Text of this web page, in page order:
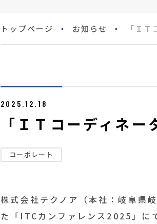
トップページ お知らせ 「Ｉ
2025.12.18
「ＩＴコーディネ
コーポレート
株式会社テクノア（本社：岐阜県
た「 ITCカンファレンス 2025 」に